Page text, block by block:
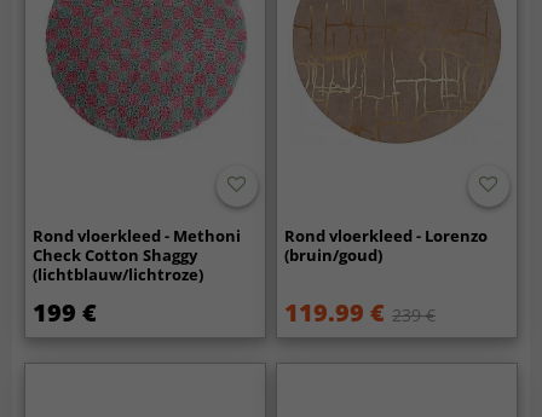
Rond vloerkleed - Methoni
Check Cotton Shaggy
(lichtblauw/lichtroze)
199 €
Rond vloerkleed - Lorenzo
(bruin/goud)
119.99 € 239 €